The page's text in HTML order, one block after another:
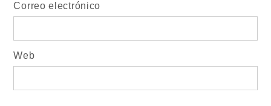
Correo electrónico
Web